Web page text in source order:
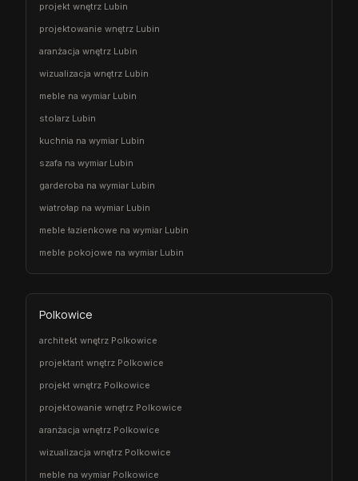
projekt wnętrz Lubin
projektowanie wnętrz Lubin
aranżacja wnętrz Lubin
wizualizacja wnętrz Lubin
meble na wymiar Lubin
stolarz Lubin
kuchnia na wymiar Lubin
szafa na wymiar Lubin
garderoba na wymiar Lubin
wiatrołap na wymiar Lubin
meble łazienkowe na wymiar Lubin
meble pokojowe na wymiar Lubin
Polkowice
architekt wnętrz Polkowice
projektant wnętrz Polkowice
projekt wnętrz Polkowice
projektowanie wnętrz Polkowice
aranżacja wnętrz Polkowice
wizualizacja wnętrz Polkowice
meble na wymiar Polkowice